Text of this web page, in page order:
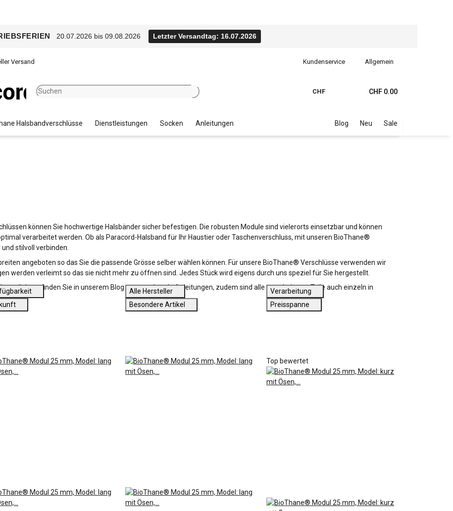
20.07.2026 bis 09.08.2026 Letzter Versandtag: 16.07.2026
Versand Kundenservice Allgemein
CHF CHF 0.00
Halsbandverschlüsse Dienstleistungen Socken Anleitungen Blog Neu Sale
können Sie hochwertige Halsbänder sicher befestigen. Die robusten Module sind vielerorts einsetzbar und können
verarbeitet werden. Ob als Paracord-Halsband für Ihr Haustier oder Taschenverschluss, mit unseren BioThane®
stilvoll verbinden.
angeboten so das Sie die passende Grösse selber wählen können. Für unsere BioThane® Verschlüsse verwenden wir
werden verleimt so das sie nicht mehr zu öffnen sind. Jedes Stück wird eigens durch uns speziel für Sie hergestellt.
möchten finden Sie in unserem Blog entsprechende Anleitungen, zudem sind alle verarbeiteten Teile auch einzeln in
Alle Hersteller
Verarbeitung
Besondere Artikel
Preisspanne
Top bewertet